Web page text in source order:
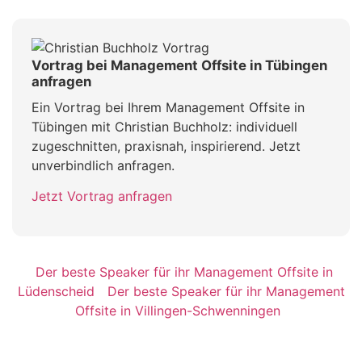
Vortrag bei Management Offsite in Tübingen
anfragen
Ein Vortrag bei Ihrem Management Offsite in
Tübingen mit Christian Buchholz: individuell
zugeschnitten, praxisnah, inspirierend. Jetzt
unverbindlich anfragen.
Jetzt Vortrag anfragen
Der beste Speaker für ihr Management Offsite in
Lüdenscheid
Der beste Speaker für ihr Management
Offsite in Villingen-Schwenningen